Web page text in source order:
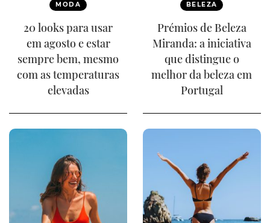
MODA
20 looks para usar
em agosto e estar
sempre bem, mesmo
com as temperaturas
elevadas
BELEZA
Prémios de Beleza
Miranda: a iniciativa
que distingue o
melhor da beleza em
Portugal